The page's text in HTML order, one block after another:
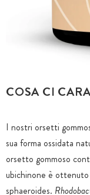
COSA CI
I nostri orsetti
sua forma ossidata
orsetto gommoso
ubichinone è
sphaeroides.